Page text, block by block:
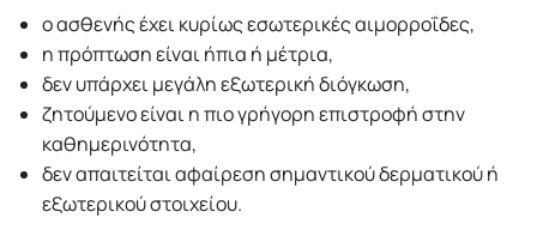
ο ασθενής έχει κυρίως εσωτερικές αιμορροΐδες,
η πρόπτωση είναι ήπια ή μέτρια,
δεν υπάρχει μεγάλη εξωτερική διόγκωση,
ζητούμενο είναι η πιο γρήγορη επιστροφή στην
καθημερινότητα,
δεν απαιτείται αφαίρεση σημαντικού δερματικού ή
εξωτερικού στοιχείου.